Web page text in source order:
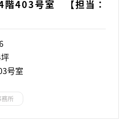
403号室 【担当：
号室
務所